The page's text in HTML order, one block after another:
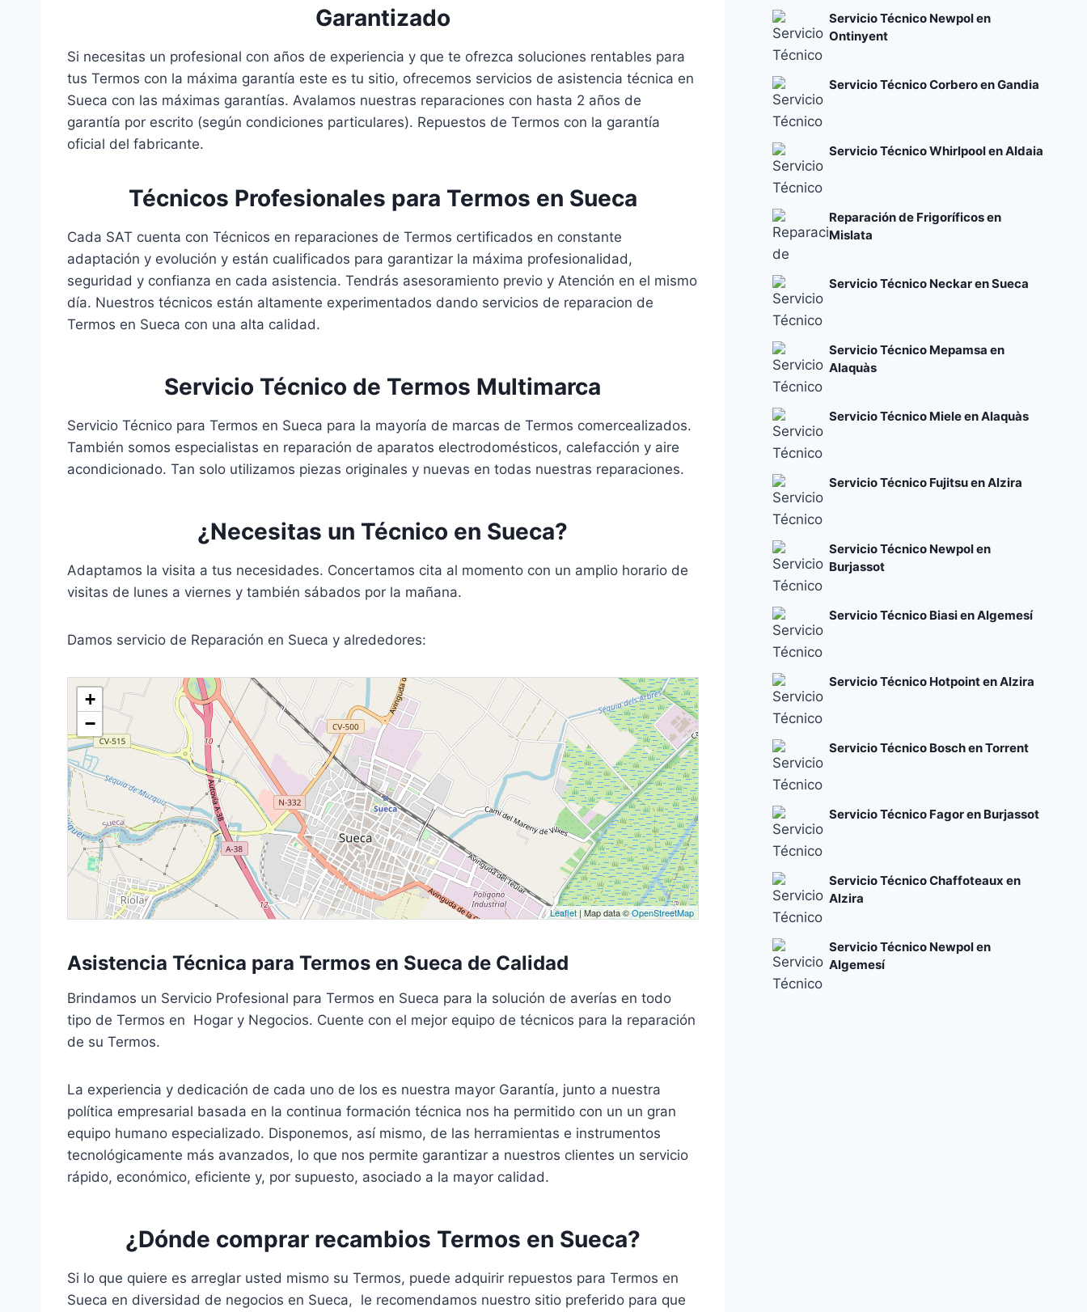
Garantizado
Si necesitas un profesional con años de experiencia y que te ofrezca soluciones rentables para
tus Termos con la máxima garantía este es tu sitio, ofrecemos servicios de asistencia técnica en
Sueca con las máximas garantías. Avalamos nuestras reparaciones con hasta 2 años de
garantía por escrito (según condiciones particulares). Repuestos de Termos con la garantía
oficial del fabricante.
Técnicos Profesionales para Termos en Sueca
Cada SAT cuenta con Técnicos en reparaciones de Termos certificados en constante
adaptación y evolución y están cualificados para garantizar la máxima profesionalidad,
seguridad y confianza en cada asistencia. Tendrás asesoramiento previo y Atención en el mismo
día. Nuestros técnicos están altamente experimentados dando servicios de reparacion de
Termos en Sueca con una alta calidad.
Servicio Técnico de Termos Multimarca
Servicio Técnico para Termos en Sueca para la mayoría de marcas de Termos comercealizados.
También somos especialistas en reparación de aparatos electrodomésticos, calefacción y aire
acondicionado. Tan solo utilizamos piezas originales y nuevas en todas nuestras reparaciones.
¿Necesitas un Técnico en Sueca?
Adaptamos la visita a tus necesidades. Concertamos cita al momento con un amplio horario de
visitas de lunes a viernes y también sábados por la mañana.
Damos servicio de Reparación en Sueca y alrededores:
+
−
Leaflet| Map data ©OpenStreetMap
Asistencia Técnica para Termos en Sueca de Calidad
Brindamos un Servicio Profesional para Termos en Sueca para la solución de averías en todo
tipo de Termos en Hogar y Negocios. Cuente con el mejor equipo de técnicos para la reparación
de su Termos.
La experiencia y dedicación de cada uno de los es nuestra mayor Garantía, junto a nuestra
política empresarial basada en la continua formación técnica nos ha permitido con un un gran
equipo humano especializado. Disponemos, así mismo, de las herramientas e instrumentos
tecnológicamente más avanzados, lo que nos permite garantizar a nuestros clientes un servicio
rápido, económico, eficiente y, por supuesto, asociado a la mayor calidad.
¿Dónde comprar recambios Termos en Sueca?
Si lo que quiere es arreglar usted mismo su Termos, puede adquirir repuestos para Termos en
Sueca en diversidad de negocios en Sueca, le recomendamos nuestro sitio preferido para que
Códigos de error y su significado
Servicio Técnico Newpol en
Ontinyent
Servicio Técnico Corbero en Gandia
Servicio Técnico Whirlpool en Aldaia
Reparación de Frigoríficos en
Mislata
Servicio Técnico Neckar en Sueca
Servicio Técnico Mepamsa en
Alaquàs
Servicio Técnico Miele en Alaquàs
Servicio Técnico Fujitsu en Alzira
Servicio Técnico Newpol en
Burjassot
Servicio Técnico Biasi en Algemesí
Servicio Técnico Hotpoint en Alzira
Servicio Técnico Bosch en Torrent
Servicio Técnico Fagor en Burjassot
Servicio Técnico Chaffoteaux en
Alzira
Servicio Técnico Newpol en
Algemesí